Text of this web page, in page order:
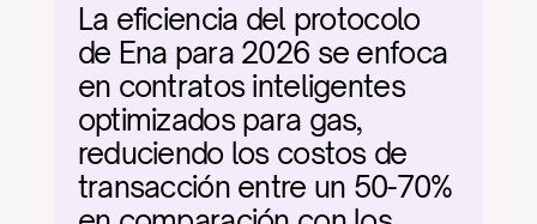
La eficiencia del protocolo
de Ena para 2026 se enfoca
en contratos inteligentes
optimizados para gas,
reduciendo los costos de
transacción entre un 50-70%